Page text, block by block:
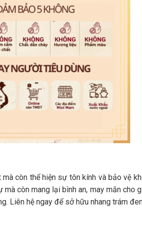
còn thể hiện sự tôn kính và bảo vệ
còn mang lại bình an, may mắn cho
Liên hệ ngay để sở hữu nhang trám